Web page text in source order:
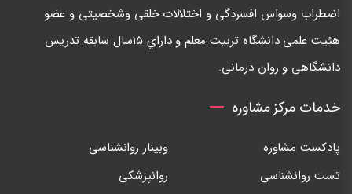
اضطراب وسواس افسردگی و اختلالات خلقی وشخصيتی و عضو
هئيت علمی دانشگاه تربيت معلم و داراي ١٥سال سابقه تدريس
دانشگاهی و روان درمانی.
خدمات مرکز مشاوره
پادکست مشاوره
وبینار روانشناسی
تست روانشناسی
روانپزشکی